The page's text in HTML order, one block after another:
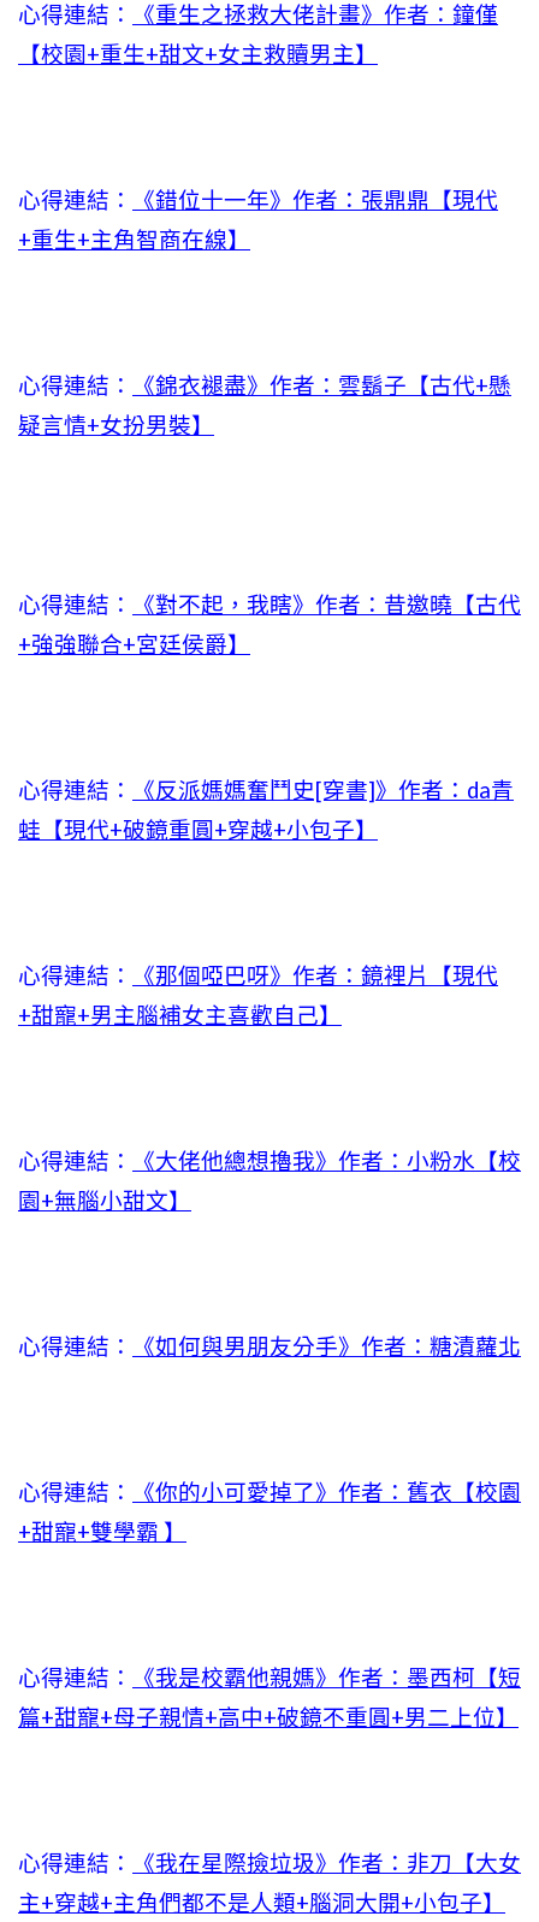
心得連結：
《重生之拯救大佬計畫》作者：鐘僅
【校園+重生+甜文+女主救贖男主】
心得連結：
《錯位十一年》作者：張鼎鼎【現代
+重生+主角智商在線】
心得連結：
《錦衣褪盡》作者：雲鬍子【古代+懸
疑言情+女扮男裝】
心得連結：
《對不起，我瞎》作者：昔邀曉【古代
+強強聯合+宮廷侯爵】
心得連結：
《反派媽媽奮鬥史[穿書]》作者：da青
蛙【現代+破鏡重圓+穿越+小包子】
心得連結：
《那個啞巴呀》作者：鏡裡片【現代
+甜寵+男主腦補女主喜歡自己】
心得連結：
《大佬他總想擼我》作者：小粉水【校
園+無腦小甜文】
心得連結： 《如何與男朋友分手》作者：糖漬蘿北
心得連結：
《你的小可愛掉了》作者：舊衣【校園
+甜寵+雙學霸 】
心得連結：
《我是校霸他親媽》作者：墨西柯【短
篇+甜寵+母子親情+高中+破鏡不重圓+男二上位】
心得連結：
《我在星際撿垃圾》作者：非刀【大女
主+穿越+主角們都不是人類+腦洞大開+小包子】